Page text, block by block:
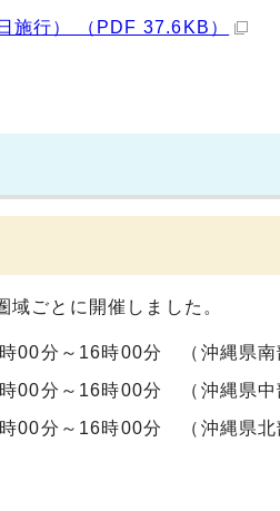
施行） （PDF 37.6KB）
ごとに開催しました。
分～16時00分 （沖縄県南
分～16時00分 （沖縄県中
分～16時00分 （沖縄県北